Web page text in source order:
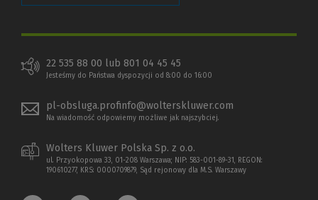
22 535 88 00 lub 801 04 45 45
Jesteśmy do Państwa dyspozycji od 8:00 do 16:00
pl-obsluga.profinfo@wolterskluwer.com
Na wiadomość odpowiemy możliwe jak najszybciej.
Wolters Kluwer Polska Sp. z o.o.
ul. Przyokopowa 33, 01-208 Warszawa; NIP: 583-001-89-31, REGON:
190610277, KRS: 0000709879, Sąd rejonowy dla M.S. Warszawy